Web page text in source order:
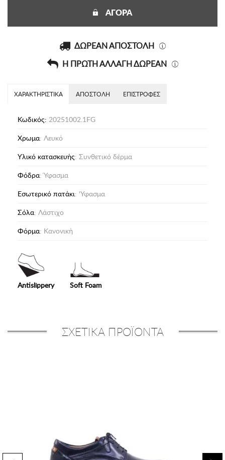
ΑΓΟΡΑ
ΔΩΡΕΑΝ ΑΠΟΣΤΟΛΗ
Η ΠΡΩΤΗ ΑΛΛΑΓΗ ΔΩΡΕΑΝ
ΧΑΡΑΚΤΗΡΙΣΤΙΚΑ ΑΠΟΣΤΟΛΗ ΕΠΙΣΤΡΟΦΕΣ
Κωδικός: 20251002.1FG
Χρωμα: Λευκό
Υλικό κατασκευής: Συνθετικό δέρμα
Φόδρα: Ύφασμα
Eσωτερικό πατάκι: 'Υφασμα
Σόλα: Λάστιχο
Φόρμα: Κανονική
Antislippery Soft Foam
ΣΧΕΤΙΚΑ ΠΡΟΪΟΝΤΑ